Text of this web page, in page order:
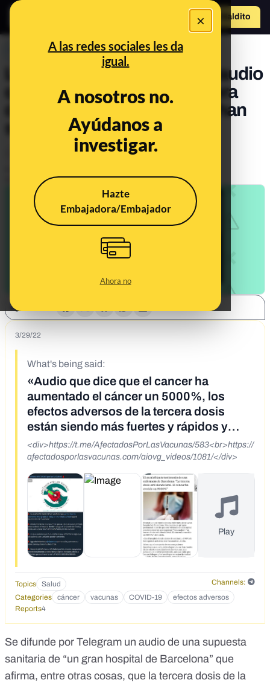
×
A las redes sociales les da
igual.
A nosotros no.
Ayúdanos a
investigar.
Hazte
Embajadora/Embajador
Ahora no
Hazte Maldito
PREBUNKING
Las desinformaciones del audio
que afirma que con la tercera
dosis los casos de cáncer han
subido un 5.000%
Actualizado elJan 11, 2023, 8:59:00 AM
3/29/22
What's being said:
«Audio que dice que el cancer ha
aumentado el cáncer un 5000%, los
efectos adversos de la tercera dosis
están siendo más fuertes y rápidos y
covid persistente no existe, son las
vacunas»
<div>https://t.me/AfectadosPorLasVacunas/583<br>https://
afectadosporlasvacunas.com/aiovg_videos/1081/</div>
Play
Topics Salud
Channels:
Categories
cáncer vacunas COVID-19
efectos adversos
Reports4
Se difunde por Telegram un audio de una supuesta
sanitaria de “un gran hospital de Barcelona” que
afirma, entre otras cosas, que la tercera dosis de la